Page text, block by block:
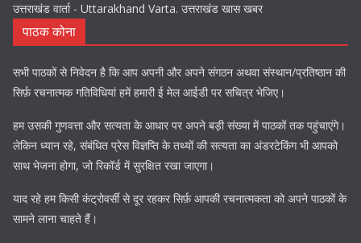
उत्तराखंड वार्ता - Uttarakhand Varta. उत्तराखंड खास खबर
पाठक कोना
सभी पाठकों से निवेदन है कि आप अपनी और अपने संगठन अथवा संस्थान/प्रतिष्ठान की
सिर्फ़ रचनात्मक गतिविधियां हमें हमारी ई मेल आईडी पर सचित्र भेजिए।
हम उसकी गुणवत्ता और सत्यता के आधार पर अपने बड़ी संख्या में पाठकों तक पहुंचाएंगे।
लेकिन ध्यान रहे, संबंधित प्रेस विज्ञप्ति के तथ्यों की सत्यता का अंडरटेकिंग भी आपको
साथ भेजना होगा, जो रिकॉर्ड में सुरक्षित रखा जाएगा।
याद रहे हम किसी कंट्रोवर्सी से दूर रहकर सिर्फ़ आपकी रचनात्मकता को अपने पाठकों के
सामने लाना चाहते हैं।